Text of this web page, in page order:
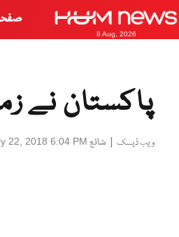
8 Aug, 2026
پاکستان نے زمبابوے کو
ویب ڈیسک | شائع 22, 2018 6:04 PM